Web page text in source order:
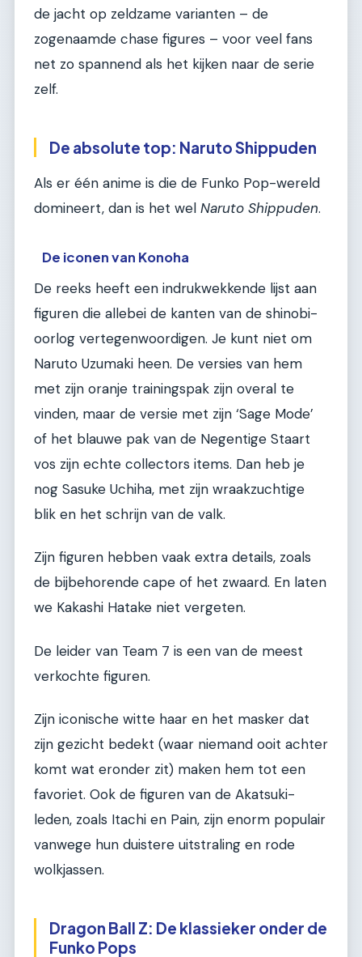
de jacht op zeldzame varianten – de
zogenaamde chase figures – voor veel fans
net zo spannend als het kijken naar de serie
zelf.
De absolute top: Naruto Shippuden
Als er één anime is die de Funko Pop-wereld
domineert, dan is het wel Naruto Shippuden.
De iconen van Konoha
De reeks heeft een indrukwekkende lijst aan
figuren die allebei de kanten van de shinobi-
oorlog vertegenwoordigen. Je kunt niet om
Naruto Uzumaki heen. De versies van hem
met zijn oranje trainingspak zijn overal te
vinden, maar de versie met zijn ‘Sage Mode’
of het blauwe pak van de Negentige Staart
vos zijn echte collectors items. Dan heb je
nog Sasuke Uchiha, met zijn wraakzuchtige
blik en het schrijn van de valk.
Zijn figuren hebben vaak extra details, zoals
de bijbehorende cape of het zwaard. En laten
we Kakashi Hatake niet vergeten.
De leider van Team 7 is een van de meest
verkochte figuren.
Zijn iconische witte haar en het masker dat
zijn gezicht bedekt (waar niemand ooit achter
komt wat eronder zit) maken hem tot een
favoriet. Ook de figuren van de Akatsuki-
leden, zoals Itachi en Pain, zijn enorm populair
vanwege hun duistere uitstraling en rode
wolkjassen.
Dragon Ball Z: De klassieker onder de
Funko Pops